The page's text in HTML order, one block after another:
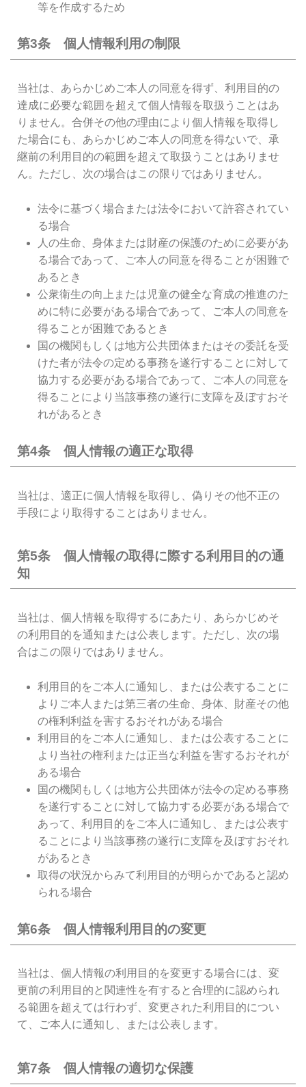
等を作成するため
第3条 個人情報利用の制限
当社は、あらかじめご本人の同意を得ず、利用目的の
達成に必要な範囲を超えて個人情報を取扱うことはあ
りません。合併その他の理由により個人情報を取得し
た場合にも、あらかじめご本人の同意を得ないで、承
継前の利用目的の範囲を超えて取扱うことはありませ
ん。ただし、次の場合はこの限りではありません。
法令に基づく場合または法令において許容されてい
る場合
人の生命、身体または財産の保護のために必要があ
る場合であって、ご本人の同意を得ることが困難で
あるとき
公衆衛生の向上または児童の健全な育成の推進のた
めに特に必要がある場合であって、ご本人の同意を
得ることが困難であるとき
国の機関もしくは地方公共団体またはその委託を受
けた者が法令の定める事務を遂行することに対して
協力する必要がある場合であって、ご本人の同意を
得ることにより当該事務の遂行に支障を及ぼすおそ
れがあるとき
第4条 個人情報の適正な取得
当社は、適正に個人情報を取得し、偽りその他不正の
手段により取得することはありません。
第5条 個人情報の取得に際する利用目的の通
知
当社は、個人情報を取得するにあたり、あらかじめそ
の利用目的を通知または公表します。ただし、次の場
合はこの限りではありません。
利用目的をご本人に通知し、または公表することに
よりご本人または第三者の生命、身体、財産その他
の権利利益を害するおそれがある場合
利用目的をご本人に通知し、または公表することに
より当社の権利または正当な利益を害するおそれが
ある場合
国の機関もしくは地方公共団体が法令の定める事務
を遂行することに対して協力する必要がある場合で
あって、利用目的をご本人に通知し、または公表す
ることにより当該事務の遂行に支障を及ぼすおそれ
があるとき
取得の状況からみて利用目的が明らかであると認め
られる場合
第6条 個人情報利用目的の変更
当社は、個人情報の利用目的を変更する場合には、変
更前の利用目的と関連性を有すると合理的に認められ
る範囲を超えては行わず、変更された利用目的につい
て、ご本人に通知し、または公表します。
第7条 個人情報の適切な保護